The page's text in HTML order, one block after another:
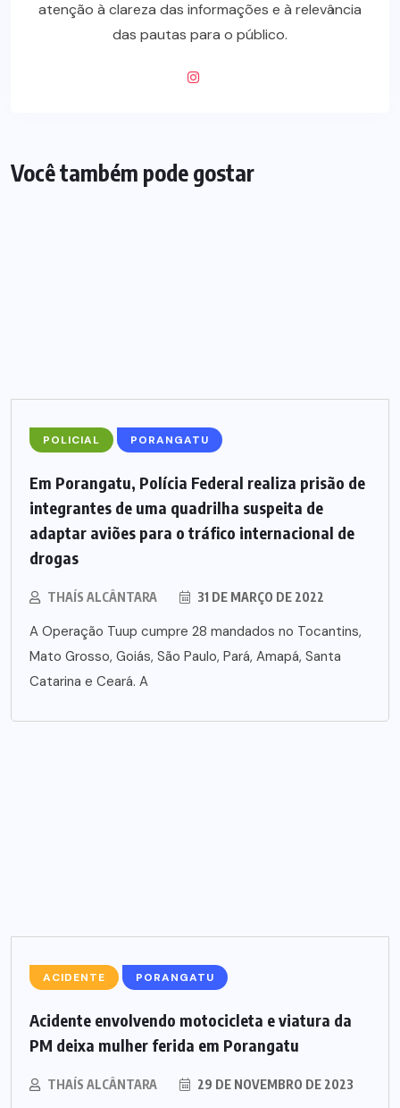
atenção à clareza das informações e à relevância
das pautas para o público.
Você também pode gostar
POLICIAL PORANGATU
Em Porangatu, Polícia Federal realiza prisão de
integrantes de uma quadrilha suspeita de
adaptar aviões para o tráfico internacional de
drogas
THAÍS ALCÂNTARA 31 DE MARÇO DE 2022
A Operação Tuup cumpre 28 mandados no Tocantins,
Mato Grosso, Goiás, São Paulo, Pará, Amapá, Santa
Catarina e Ceará. A
ACIDENTE PORANGATU
Acidente envolvendo motocicleta e viatura da
PM deixa mulher ferida em Porangatu
THAÍS ALCÂNTARA 29 DE NOVEMBRO DE 2023